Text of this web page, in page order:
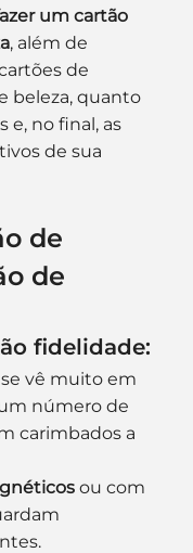
um cartão
, além de
de
beleza, quanto
e, no final, as
de sua
de
de
fidelidade:
vê muito em
número de
carimbados a
ou com